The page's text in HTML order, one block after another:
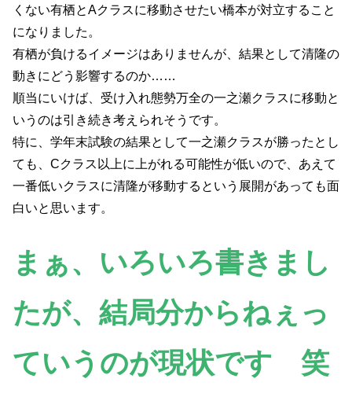
くない有栖とAクラスに移動させたい橋本が対立すること
になりました。
有栖が負けるイメージはありませんが、結果として清隆の
動きにどう影響するのか……
順当にいけば、受け入れ態勢万全の一之瀬クラスに移動と
いうのは引き続き考えられそうです。
特に、学年末試験の結果として一之瀬クラスが勝ったとし
ても、Cクラス以上に上がれる可能性が低いので、あえて
一番低いクラスに清隆が移動するという展開があっても面
白いと思います。
まぁ、いろいろ書きまし
たが、結局分からねぇっ
ていうのが現状です 笑